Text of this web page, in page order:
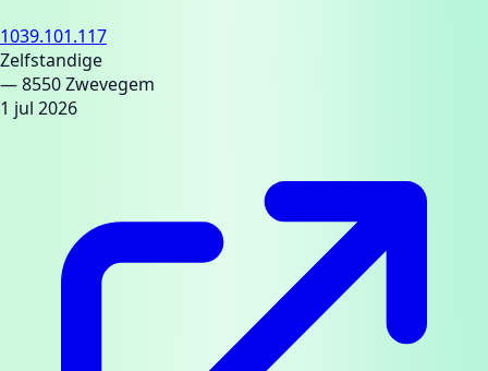
1039.101.117
Zelfstandige
— 8550 Zwevegem
1 jul 2026